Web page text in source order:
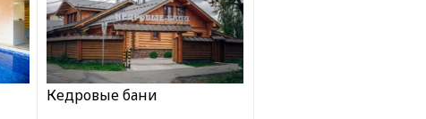
Кедровые бани